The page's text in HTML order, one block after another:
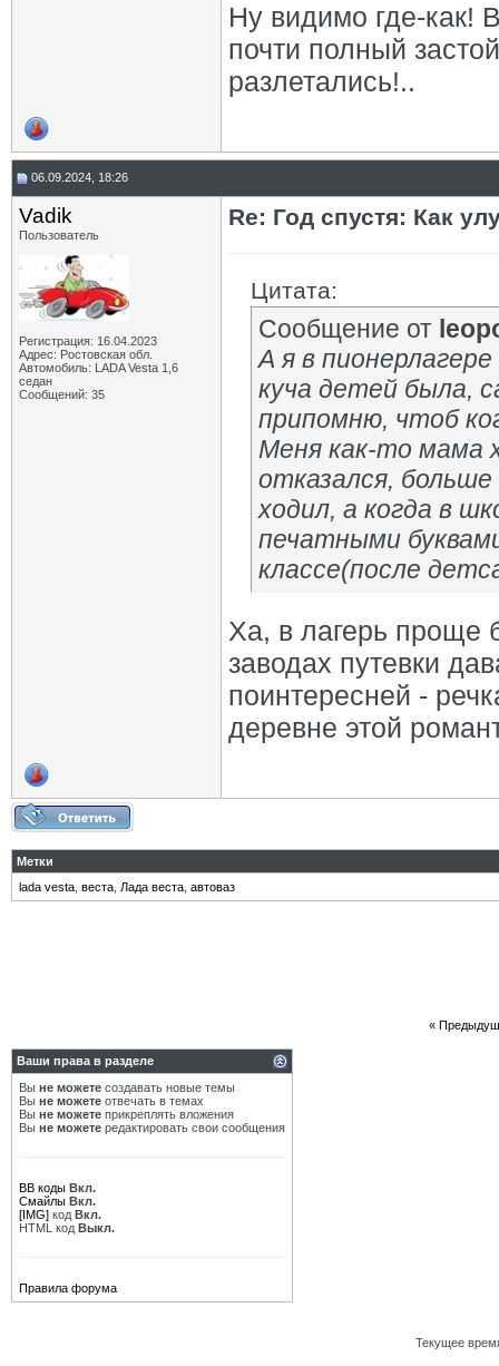
Ну видимо где-как!
почти полный
разлетались!..
06.09.2024, 18:26
Vadik
Пользователь
Регистрация: 16.04.2023
Адрес: Ростовская обл.
Автомобиль: LADA Vesta 1,6
седан
Сообщений: 35
Re: Год спустя: Как
Цитата:
Сообщение от
А я в
куча детей была,
припомню, чтоб
Меня как-то мама
отказался,
ходил, а когда в
печатными
классе(после
Ха, в лагерь проще
заводах путевки
поинтересней -
деревне этой
Метки
lada vesta веста Лада веста автоваз
«
Ваши права в разделе
Вы не можете создавать новые темы
Вы не можете отвечать в темах
Вы не можете прикреплять вложения
Вы не можете редактировать свои сообщения
BB коды Вкл.
Смайлы Вкл.
[IMG] код Вкл.
HTML код Выкл.
Правила форума
Текущее